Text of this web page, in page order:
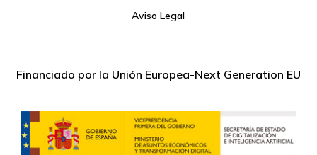
Aviso Legal
Financiado por la Unión Europea-Next Generation EU